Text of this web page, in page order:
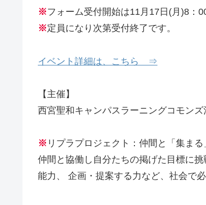
※フォーム受付開始は11月17日(月)8：
※定員になり次第受付終了です。
イベント詳細は、こちら ⇒
【主催】
西宮聖和キャンパスラーニングコモンズ
※ リプラプロジェクト：仲間と「集ま
仲間と協働し自分たちの掲げた目標に
能力、 企画・提案する力など、社会で